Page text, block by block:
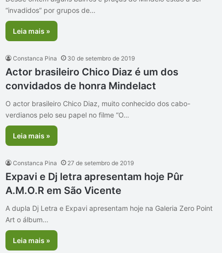
“invadidos” por grupos de…
Leia mais »
Constanca Pina 30 de setembro de 2019
Actor brasileiro Chico Diaz é um dos
convidados de honra Mindelact
O actor brasileiro Chico Diaz, muito conhecido dos cabo-
verdianos pelo seu papel no filme “O…
Leia mais »
Constanca Pina 27 de setembro de 2019
Expavi e Dj letra apresentam hoje Pûr
A.M.O.R em São Vicente
A dupla Dj Letra e Expavi apresentam hoje na Galeria Zero Point
Art o álbum…
Leia mais »